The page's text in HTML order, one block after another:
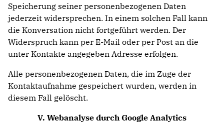
Speicherung seiner personenbezogenen Daten
jederzeit widersprechen. In einem solchen Fall kann
die Konversation nicht fortgeführt werden. Der
Widerspruch kann per E-Mail oder per Post an die
unter Kontakte angegeben Adresse erfolgen.
Alle personenbezogenen Daten, die im Zuge der
Kontaktaufnahme gespeichert wurden, werden in
diesem Fall gelöscht.
V. Webanalyse durch Google Analytics